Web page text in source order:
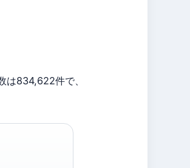
は834,622件で、